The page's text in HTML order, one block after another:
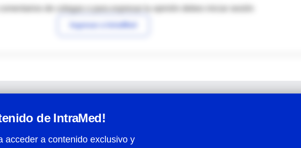
de colegas o para expresar tu opinión debes iniciar sesión
Ingresar a IntraMed
de IntraMed!
acceder a contenido exclusivo y